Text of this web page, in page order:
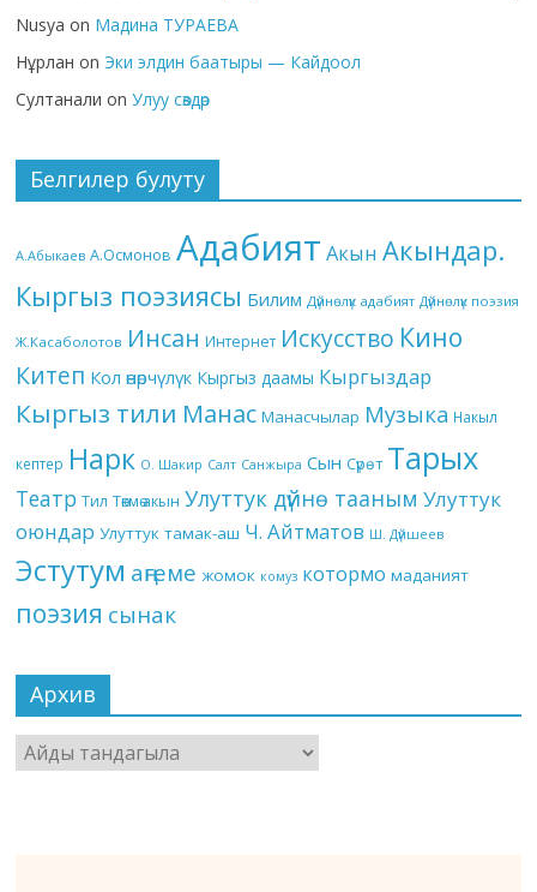
Nusya on Мадина ТУРАЕВА
Нұрлан on Эки элдин баатыры — Кайдоол
Султанали onУлуу сөздөр
Белгилер булуту
А.Абыкаев А.Осмонов Адабият Акын Акындар.
Кыргыз поэзиясы Билим Дүйнөлүк адабият Дүйнөлүк поэзия
Ж.Касаболотов Инсан Интернет Искусство Кино
Китеп Кол өнөрчүлүк Кыргыз даамы Кыргыздар
Кыргыз тили Манас Манасчылар Музыка Накыл
кептер Нарк О. Шакир Салт Санжыра Сын Сүрөт Тарых
Театр Тил Төкмө акын Улуттук дүйнө тааным Улуттук
оюндар Улуттук тамак-аш Ч. Айтматов Ш. Дүйшеев
Эстутум аңгеме жомок комуз котормо маданият
поэзия сынак
Архив
Архив